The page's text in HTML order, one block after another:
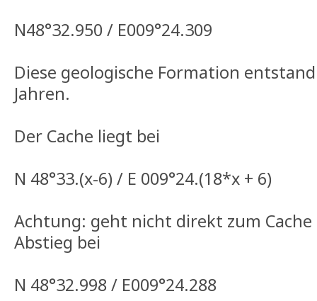
N48°32.950 / E009°24.309
Diese geologische Formation
Jahren.
Der Cache liegt bei
N 48°33.(x-6) / E 009°24.(18*x + 6)
Achtung: geht nicht direkt zum
Abstieg bei
N 48°32.998 / E009°24.288